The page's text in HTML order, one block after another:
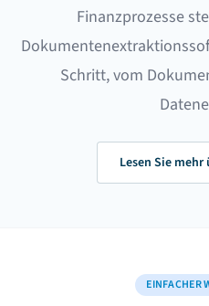
Finanzprozesse
Schritt, vom
Lesen Sie mehr
EINFACHER